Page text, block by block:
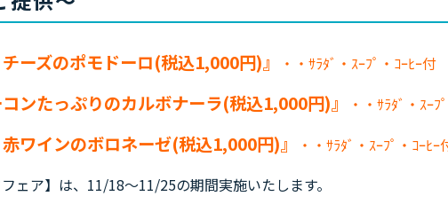
ーズのポモドーロ(税込1,000円)』 ・・ｻﾗﾀﾞ・ｽｰﾌﾟ・ｺｰﾋｰ付
ンたっぷりのカルボナーラ(税込1,000円)』 ・・ｻﾗﾀﾞ・ｽｰﾌ
ワインのボロネーゼ(税込1,000円)』
・・ｻﾗﾀﾞ・ｽｰﾌﾟ・ｺｰﾋｰ
ェア】は、11/18～11/25の期間実施いたします。